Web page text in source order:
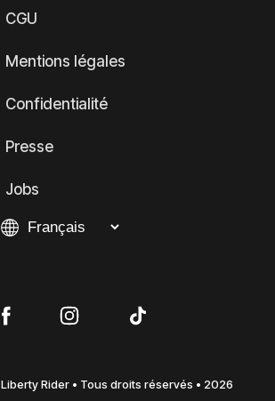
CGU
Mentions légales
Confidentialité
Presse
Jobs
Liberty Rider • Tous droits réservés • 2026